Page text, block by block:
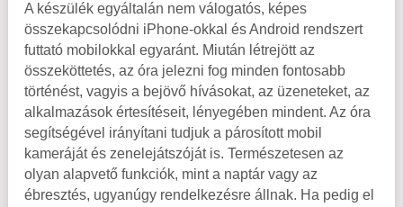
A készülék egyáltalán nem válogatós, képes
összekapcsolódni iPhone-okkal és Android rendszert
futtató mobilokkal egyaránt. Miután létrejött az
összeköttetés, az óra jelezni fog minden fontosabb
történést, vagyis a bejövő hívásokat, az üzeneteket, az
alkalmazások értesítéseit, lényegében mindent. Az óra
segítségével irányítani tudjuk a párosított mobil
kameráját és zenelejátszóját is. Természetesen az
olyan alapvető funkciók, mint a naptár vagy az
ébresztés, ugyanúgy rendelkezésre állnak. Ha pedig el